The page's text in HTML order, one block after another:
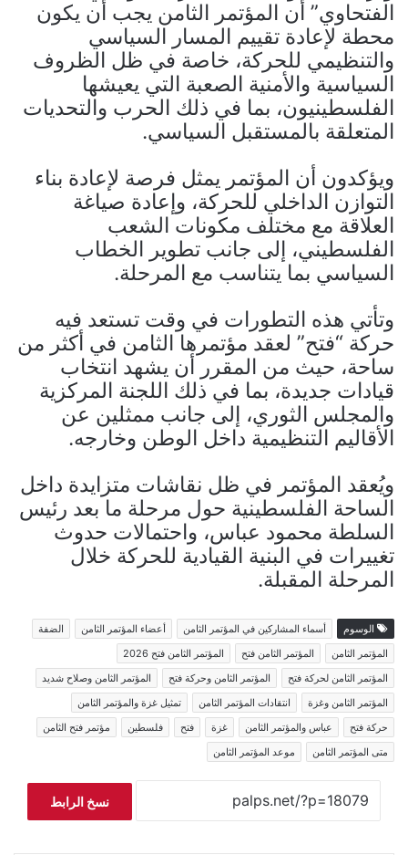
الفتحاوي” أن المؤتمر الثامن يجب أن يكون
محطة لإعادة تقييم المسار السياسي
والتنظيمي للحركة، خاصة في ظل الظروف
السياسية والأمنية الصعبة التي يعيشها
الفلسطينيون، بما في ذلك الحرب والتحديات
المتعلقة بالمستقبل السياسي.
ويؤكدون أن المؤتمر يمثل فرصة لإعادة بناء
التوازن الداخلي للحركة، وإعادة صياغة
العلاقة مع مختلف مكونات الشعب
الفلسطيني، إلى جانب تطوير الخطاب
السياسي بما يتناسب مع المرحلة.
وتأتي هذه التطورات في وقت تستعد فيه
حركة “فتح” لعقد مؤتمرها الثامن في أكثر من
ساحة، حيث من المقرر أن يشهد انتخاب
قيادات جديدة، بما في ذلك اللجنة المركزية
والمجلس الثوري، إلى جانب ممثلين عن
الأقاليم التنظيمية داخل الوطن وخارجه.
ويُعقد المؤتمر في ظل نقاشات متزايدة داخل
الساحة الفلسطينية حول مرحلة ما بعد رئيس
السلطة محمود عباس، واحتمالات حدوث
تغييرات في البنية القيادية للحركة خلال
المرحلة المقبلة.
الوسوم أسماء المشاركين في المؤتمر الثامن أعضاء المؤتمر الثامن
الضفة
المؤتمر الثامن
المؤتمر الثامن فتح
المؤتمر الثامن فتح 2026
المؤتمر الثامن لحركة فتح
المؤتمر الثامن وحركة فتح
المؤتمر الثامن وصلاح شديد
المؤتمر الثامن وغزة
انتقادات المؤتمر الثامن
تمثيل غزة والمؤتمر الثامن
حركة فتح
عباس والمؤتمر الثامن غزة فتح فلسطين
مؤتمر فتح الثامن
متى المؤتمر الثامن
موعد المؤتمر الثامن
نسخ الرابط